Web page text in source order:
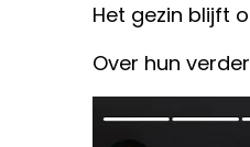
Het gezin blijft
Over hun